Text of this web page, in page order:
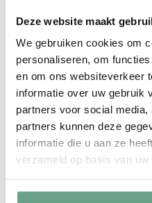
Deze website maakt
We gebruiken cookies om
personaliseren, om
en om ons websiteverkeer
informatie over uw gebruik
partners voor social
partners kunnen deze
informatie die u aan ze
verzameld op basis van